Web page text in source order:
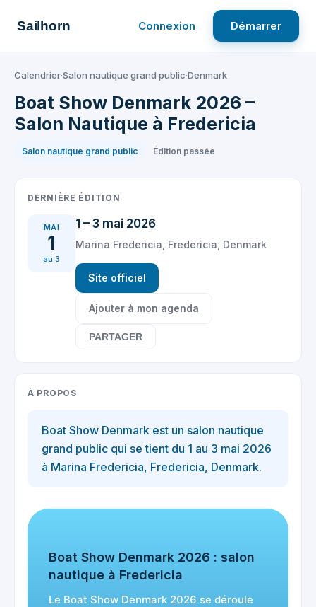
Sailhorn Connexion Démarrer
Calendrier·Salon nautique grand public·Denmark
Boat Show Denmark 2026 –
Salon Nautique à Fredericia
Salon nautique grand public Édition passée
DERNIÈRE ÉDITION
MAI
1
au 3
1 – 3 mai 2026
Marina Fredericia, Fredericia, Denmark
Site officiel
Ajouter à mon agenda
PARTAGER
À PROPOS
Boat Show Denmark est un salon nautique
grand public qui se tient du 1 au 3 mai 2026
à Marina Fredericia, Fredericia, Denmark.
Boat Show Denmark 2026 : salon
nautique à Fredericia
Le Boat Show Denmark 2026 se déroule